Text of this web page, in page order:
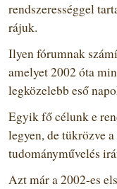
rendszerességgel
rájuk.
Ilyen fórumnak
amelyet 2002 óta
legközelebb eső
Egyik fő célunk e
legyen, de tükrözve
tudományművelés
Azt már a 2002-es